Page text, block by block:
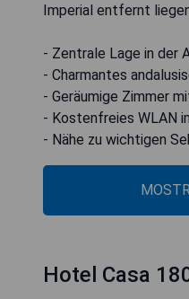
Imperial entfernt
- Zentrale Lage in der
- Charmantes
- Geräumige Zimmer
- Kostenfreies WLAN
- Nähe zu wichtigen
Hotel Casa